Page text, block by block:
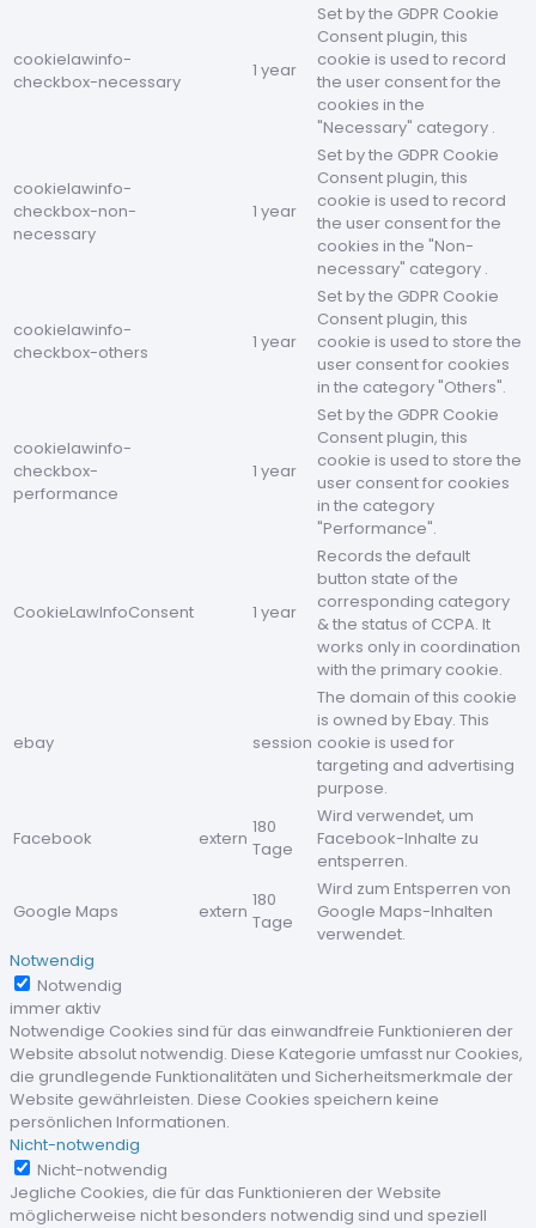
cookielawinfo-
checkbox-necessary
1 year
Set by the GDPR Cookie
Consent plugin, this
cookie is used to record
the user consent for the
cookies in the
"Necessary" category .
cookielawinfo-
checkbox-non-
necessary
1 year
Set by the GDPR Cookie
Consent plugin, this
cookie is used to record
the user consent for the
cookies in the "Non-
necessary" category .
cookielawinfo-
checkbox-others
1 year
Set by the GDPR Cookie
Consent plugin, this
cookie is used to store the
user consent for cookies
in the category "Others".
cookielawinfo-
checkbox-
performance
1 year
Set by the GDPR Cookie
Consent plugin, this
cookie is used to store the
user consent for cookies
in the category
"Performance".
CookieLawInfoConsent 1 year
Records the default
button state of the
corresponding category
& the status of CCPA. It
works only in coordination
with the primary cookie.
ebay session
The domain of this cookie
is owned by Ebay. This
cookie is used for
targeting and advertising
purpose.
Facebook extern
180
Tage
Wird verwendet, um
Facebook-Inhalte zu
entsperren.
Google Maps extern
180
Tage
Wird zum Entsperren von
Google Maps-Inhalten
verwendet.
Notwendig
Notwendig
immer aktiv
Notwendige Cookies sind für das einwandfreie Funktionieren der
Website absolut notwendig. Diese Kategorie umfasst nur Cookies,
die grundlegende Funktionalitäten und Sicherheitsmerkmale der
Website gewährleisten. Diese Cookies speichern keine
persönlichen Informationen.
Nicht-notwendig
Nicht-notwendig
Jegliche Cookies, die für das Funktionieren der Website
möglicherweise nicht besonders notwendig sind und speziell